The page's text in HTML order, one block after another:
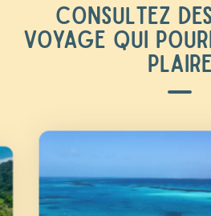
CONSULTEZ
VOYAGE QUI
PLAIRE